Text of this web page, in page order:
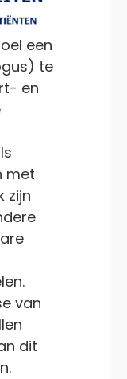
een
te
en
met
zijn
van
dit